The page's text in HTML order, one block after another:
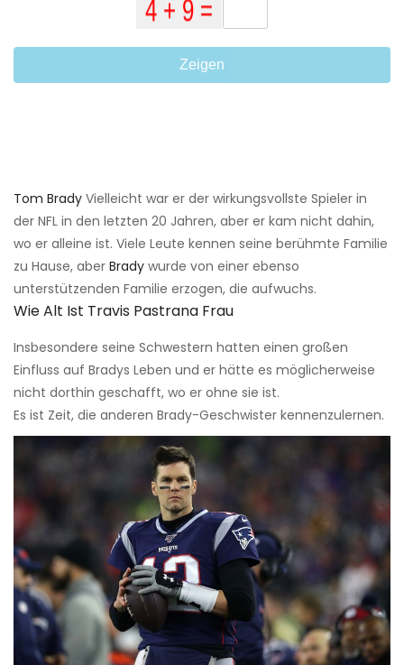
Zeigen
Tom Brady Vielleicht war er der wirkungsvollste Spieler in
der NFL in den letzten 20 Jahren, aber er kam nicht dahin,
wo er alleine ist. Viele Leute kennen seine berühmte Familie
zu Hause, aber Brady wurde von einer ebenso
unterstützenden Familie erzogen, die aufwuchs.
Wie Alt Ist Travis Pastrana Frau
Insbesondere seine Schwestern hatten einen großen
Einfluss auf Bradys Leben und er hätte es möglicherweise
nicht dorthin geschafft, wo er ohne sie ist.
Es ist Zeit, die anderen Brady-Geschwister kennenzulernen.